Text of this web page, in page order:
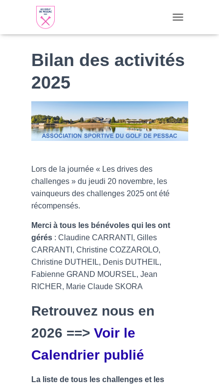
Bilan des activités
2025
Lors de la journée « Les drives des
challenges » du jeudi 20 novembre, les
vainqueurs des challenges 2025 ont été
récompensés.
Merci à tous les bénévoles qui les ont
gérés : Claudine CARRANTI, Gilles
CARRANTI, Christine COZZAROLO,
Christine DUTHEIL, Denis DUTHEIL,
Fabienne GRAND MOURSEL, Jean
RICHER, Marie Claude SKORA
Retrouvez nous en
2026 ==> Voir le
Calendrier publié
La liste de tous les challenges et les